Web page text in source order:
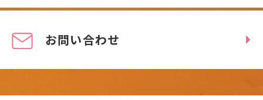
お問い合わせ